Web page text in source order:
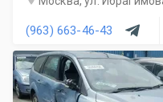
(963) 663-46-43